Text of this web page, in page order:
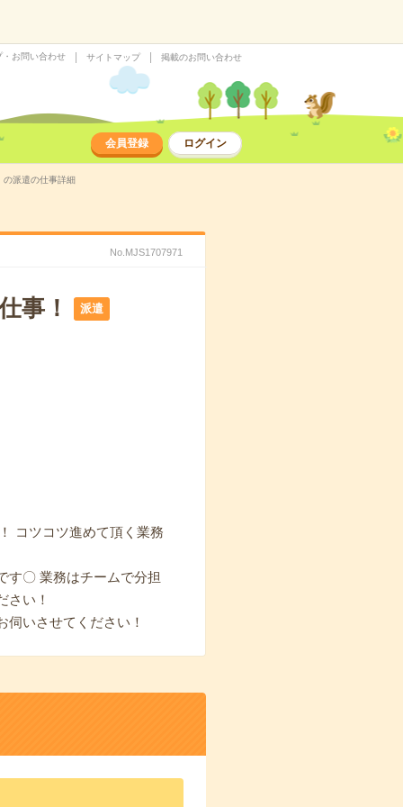
・お問い合わせ サイトマップ 掲載のお問い合わせ
会員登録 ログイン
派遣の仕事詳細
No.MJS1707971
事！ 派遣
コツコツ進めて頂く業務
す〇 業務はチームで分担
さい！
いさせてください！